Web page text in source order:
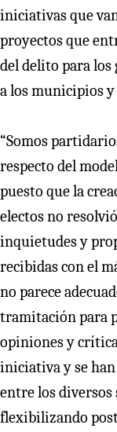
iniciativas que
proyectos que
del delito para los
a los municipios y
“Somos
respecto del
puesto que la
electos no
inquietudes y
recibidas con el
no parece
tramitación para
opiniones y
iniciativa y se
entre los diversos
flexibilizando